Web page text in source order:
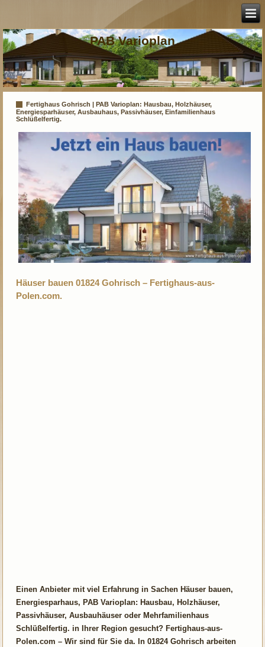
PAB Varioplan
Fertighaus Gohrisch | PAB Varioplan: Hausbau, Holzhäuser,
Energiesparhäuser, Ausbauhaus, Passivhäuser, Einfamilienhaus
Schlüßelfertig.
Häuser bauen 01824 Gohrisch – Fertighaus-aus-
Polen.com.
Einen Anbieter mit viel Erfahrung in Sachen Häuser bauen,
Energiesparhaus, PAB Varioplan: Hausbau, Holzhäuser,
Passivhäuser, Ausbauhäuser oder Mehrfamilienhaus
Schlüßelfertig. in Ihrer Region gesucht? Fertighaus-aus-
Polen.com – Wir sind für Sie da. In 01824 Gohrisch arbeiten